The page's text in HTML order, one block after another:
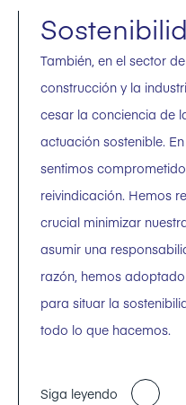
También, en el sector
construcción y la
cesar la conciencia de
actuación sostenible.
sentimos
reivindicación. Hemos
crucial minimizar
asumir una
razón, hemos
para situar la
todo lo que hacemos.
Siga leyendo